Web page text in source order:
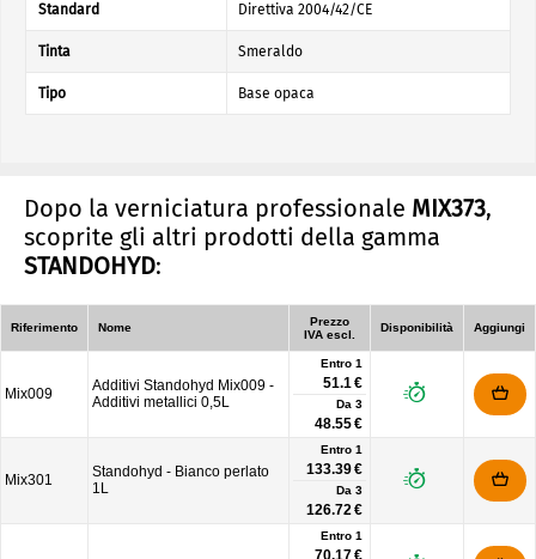
Standard Direttiva 2004/42/CE
Tinta Smeraldo
Tipo Base opaca
Dopo la verniciatura professionale MIX373,
scoprite gli altri prodotti della gamma
STANDOHYD:
Riferimento Nome
Prezzo
IVA escl.
Disponibilità Aggiungi
Mix009
Additivi Standohyd Mix009 -
Additivi metallici 0,5L
Entro 1
51.1 €
Da 3
48.55 €
Mix301
Standohyd - Bianco perlato
1L
Entro 1
133.39 €
Da 3
126.72 €
Entro 1
70.17 €